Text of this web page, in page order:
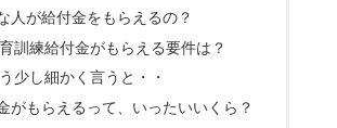
人が給付金をもらえるの？
訓練給付金がもらえる要件は？
少し細かく言うと・・
がもらえるって、いったいいくら？